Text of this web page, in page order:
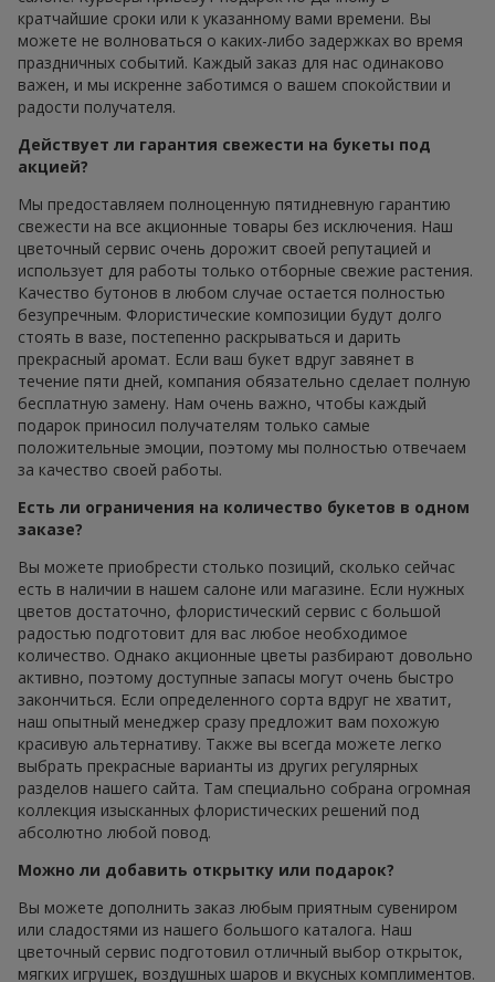
кратчайшие сроки или к указанному вами времени. Вы
можете не волноваться о каких-либо задержках во время
праздничных событий. Каждый заказ для нас одинаково
важен, и мы искренне заботимся о вашем спокойствии и
радости получателя.
Действует ли гарантия свежести на букеты под
акцией?
Мы предоставляем полноценную пятидневную гарантию
свежести на все акционные товары без исключения. Наш
цветочный сервис очень дорожит своей репутацией и
использует для работы только отборные свежие растения.
Качество бутонов в любом случае остается полностью
безупречным. Флористические композиции будут долго
стоять в вазе, постепенно раскрываться и дарить
прекрасный аромат. Если ваш букет вдруг завянет в
течение пяти дней, компания обязательно сделает полную
бесплатную замену. Нам очень важно, чтобы каждый
подарок приносил получателям только самые
положительные эмоции, поэтому мы полностью отвечаем
за качество своей работы.
Есть ли ограничения на количество букетов в одном
заказе?
Вы можете приобрести столько позиций, сколько сейчас
есть в наличии в нашем салоне или магазине. Если нужных
цветов достаточно, флористический сервис с большой
радостью подготовит для вас любое необходимое
количество. Однако акционные цветы разбирают довольно
активно, поэтому доступные запасы могут очень быстро
закончиться. Если определенного сорта вдруг не хватит,
наш опытный менеджер сразу предложит вам похожую
красивую альтернативу. Также вы всегда можете легко
выбрать прекрасные варианты из других регулярных
разделов нашего сайта. Там специально собрана огромная
коллекция изысканных флористических решений под
абсолютно любой повод.
Можно ли добавить открытку или подарок?
Вы можете дополнить заказ любым приятным сувениром
или сладостями из нашего большого каталога. Наш
цветочный сервис подготовил отличный выбор открыток,
мягких игрушек, воздушных шаров и вкусных комплиментов.